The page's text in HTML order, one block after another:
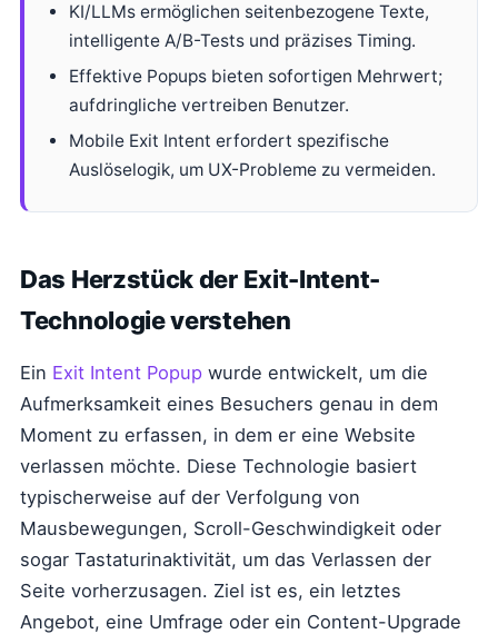
KI/LLMs ermöglichen seitenbezogene Texte,
intelligente A/B-Tests und präzises Timing.
Effektive Popups bieten sofortigen Mehrwert;
aufdringliche vertreiben Benutzer.
Mobile Exit Intent erfordert spezifische
Auslöselogik, um UX-Probleme zu vermeiden.
Das Herzstück der Exit-Intent-
Technologie verstehen
Ein Exit Intent Popup wurde entwickelt, um die
Aufmerksamkeit eines Besuchers genau in dem
Moment zu erfassen, in dem er eine Website
verlassen möchte. Diese Technologie basiert
typischerweise auf der Verfolgung von
Mausbewegungen, Scroll-Geschwindigkeit oder
sogar Tastaturinaktivität, um das Verlassen der
Seite vorherzusagen. Ziel ist es, ein letztes
Angebot, eine Umfrage oder ein Content-Upgrade